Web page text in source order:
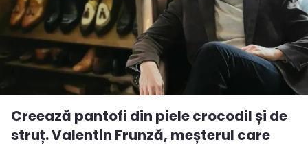
Creează pantofi din piele crocodil și de
struț. Valentin Frunză, meșterul care